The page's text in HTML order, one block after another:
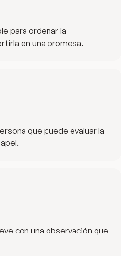
para ordenar la
en una promesa.
que puede evaluar la
con una observación que